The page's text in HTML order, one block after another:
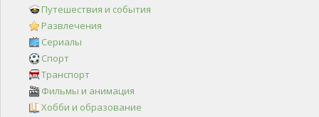
Путешествия и события
Развлечения
Сериалы
Спорт
Транспорт
Фильмы и анимация
Хобби и образование